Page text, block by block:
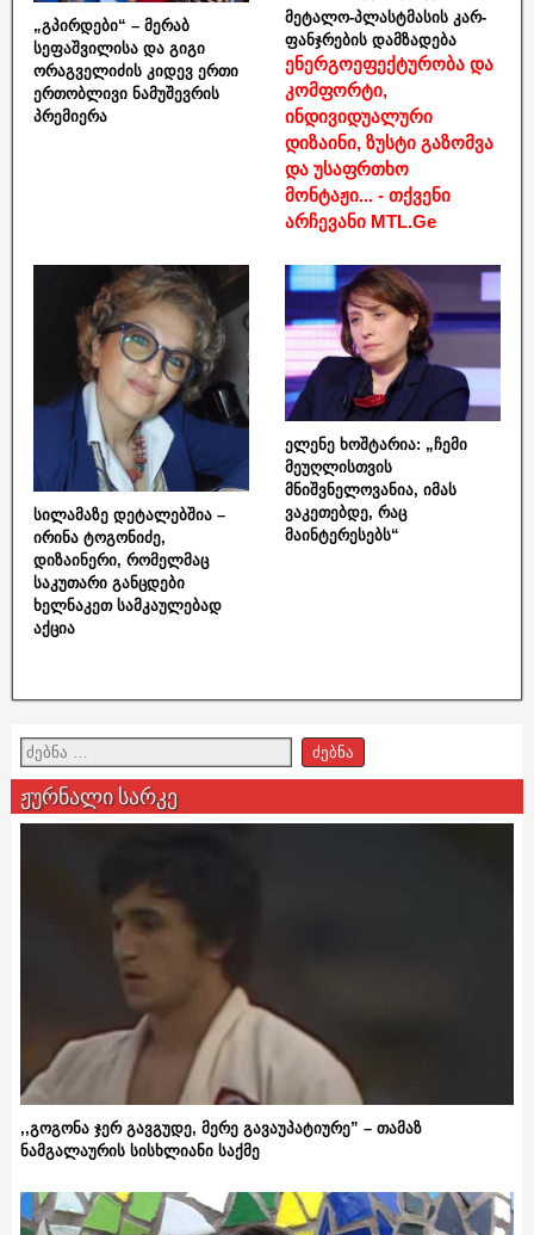
„გპირდები“ – მერაბ
სეფაშვილისა და გიგი
ორაგველიძის კიდევ ერთი
ერთობლივი ნამუშევრის
პრემიერა
მეტალო-პლასტმასის კარ-
ფანჯრების დამზადება
ენერგოეფექტურობა და
კომფორტი,
ინდივიდუალური
დიზაინი, ზუსტი გაზომვა
და უსაფრთხო
მონტაჟი... - თქვენი
არჩევანი MTL.Ge
სილამაზე დეტალებშია –
ირინა ტოგონიძე,
დიზაინერი, რომელმაც
საკუთარი განცდები
ხელნაკეთ სამკაულებად
აქცია
ელენე ხოშტარია: „ჩემი
მეუღლისთვის
მნიშვნელოვანია, იმას
ვაკეთებდე, რაც
მაინტერესებს“
ჟურნალი სარკე
,,გოგონა ჯერ გავგუდე, მერე გავაუპატიურე” – თამაზ
ნამგალაურის სისხლიანი საქმე